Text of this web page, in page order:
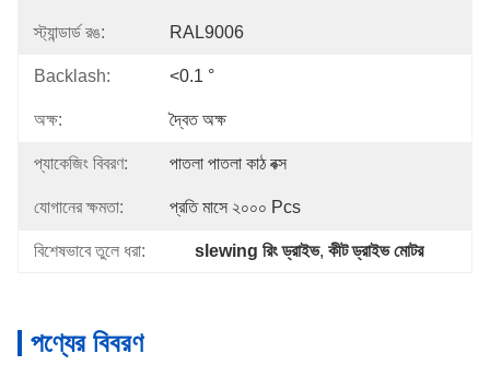
স্ট্যান্ডার্ড রঙ: RAL9006
Backlash: <0.1 °
অক্ষ: দ্বৈত অক্ষ
প্যাকেজিং বিবরণ: পাতলা পাতলা কাঠ বক্স
যোগানের ক্ষমতা: প্রতি মাসে ২০০০ Pcs
বিশেষভাবে তুলে ধরা: slewing রিং ড্রাইভ, কীট ড্রাইভ মোটর
পণ্যের বিবরণ